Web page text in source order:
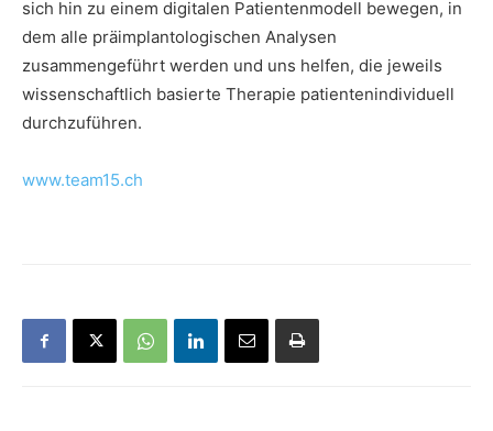
sich hin zu einem digitalen Patientenmodell bewegen, in
dem alle präimplantologischen Analysen
zusammengeführt werden und uns helfen, die jeweils
wissenschaftlich basierte Therapie patientenindividuell
durchzuführen.
www.team15.ch